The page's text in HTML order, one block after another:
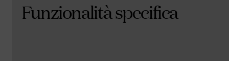
Funzionalità specifica